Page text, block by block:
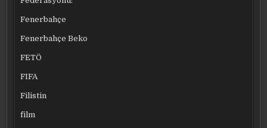
Fenerbahçe
Fenerbahçe Beko
FETÖ
FIFA
Filistin
film